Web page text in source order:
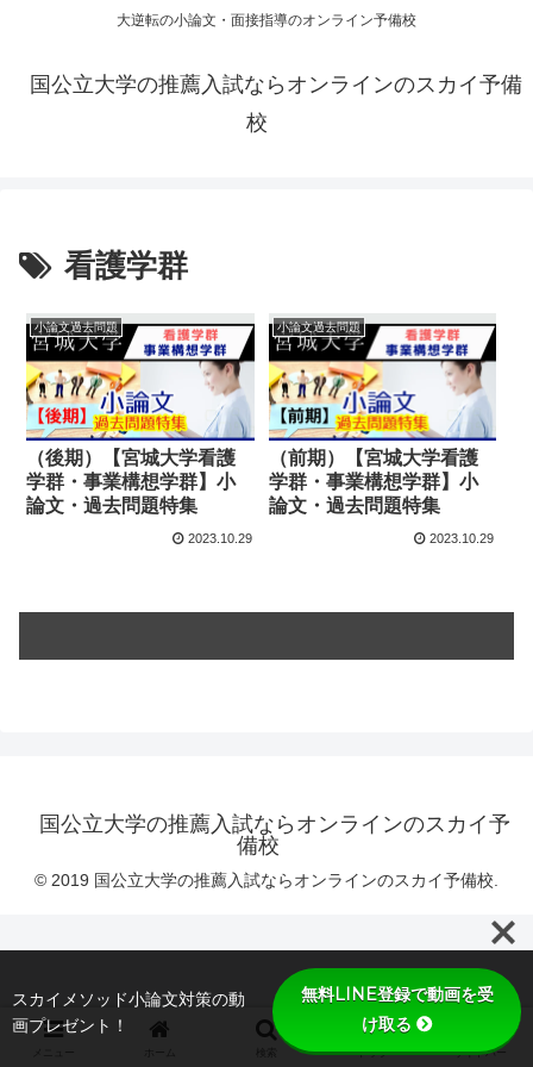
大逆転の小論文・面接指導のオンライン予備校
国公立大学の推薦入試ならオンラインのスカイ予備
校
看護学群
小論文過去問題
（後期）【宮城大学看護
学群・事業構想学群】小
論文・過去問題特集
2023.10.29
小論文過去問題
（前期）【宮城大学看護
学群・事業構想学群】小
論文・過去問題特集
2023.10.29
国公立大学の推薦入試ならオンラインのスカイ予
備校
© 2019 国公立大学の推薦入試ならオンラインのスカイ予備校.
トップ サイドバー
スカイメソッド小論文対策の動
画プレゼント！
無料LINE登録で動画を受
け取る